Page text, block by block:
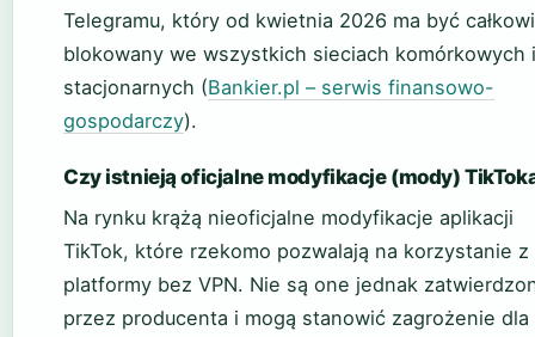
Telegramu, który od kwietnia 2026 ma być
blokowany we wszystkich sieciach komórkowych i
stacjonarnych (Bankier.pl – serwis finansowo-
gospodarczy).
Czy istnieją oficjalne modyfikacje (mody)
Na rynku krążą nieoficjalne modyfikacje aplikacji
TikTok, które rzekomo pozwalają na korzystanie z
platformy bez VPN. Nie są one jednak
przez producenta i mogą stanowić zagrożenie dla